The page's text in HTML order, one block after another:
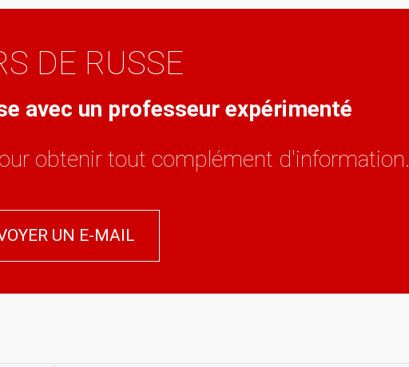
DE RUSSE
avec un professeur expérimenté
obtenir tout complément d'information.
UN E-MAIL